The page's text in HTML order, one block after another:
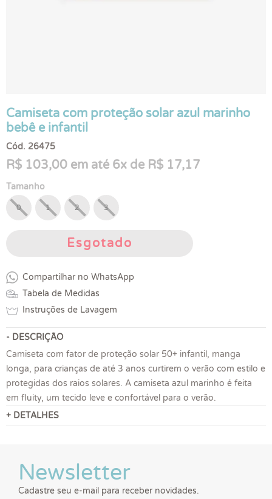
Camiseta com proteção solar azul marinho
bebê e infantil
Cód. 26475
R$ 103,00 em até 6x de R$ 17,17
Tamanho
0 1 2 3
Esgotado
Compartilhar no WhatsApp
Tabela de Medidas
Instruções de Lavagem
- DESCRIÇÃO
Camiseta com fator de proteção solar 50+ infantil, manga
longa, para crianças de até 3 anos curtirem o verão com estilo e
protegidas dos raios solares. A camiseta azul marinho é feita
em fluity, um tecido leve e confortável para o verão.
+ DETALHES
Newsletter
Cadastre seu e-mail para receber novidades.